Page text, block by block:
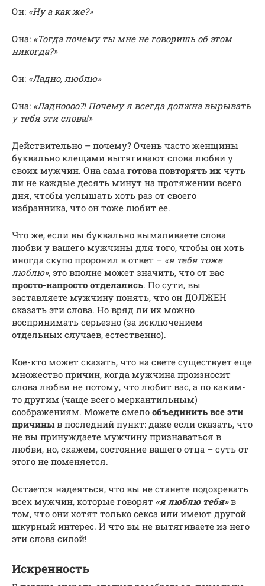
Он: «Ну а как же?»
Она: «Тогда почему ты мне не говоришь об этом
никогда?»
Он: «Ладно, люблю»
Она: «Ладноооо?! Почему я всегда должна вырывать
у тебя эти слова!»
Действительно – почему? Очень часто женщины
буквально клещами вытягивают слова любви у
своих мужчин. Она сама готова повторять их чуть
ли не каждые десять минут на протяжении всего
дня, чтобы услышать хоть раз от своего
избранника, что он тоже любит ее.
Что же, если вы буквально вымаливаете слова
любви у вашего мужчины для того, чтобы он хоть
иногда скупо проронил в ответ – «я тебя тоже
люблю», это вполне может значить, что от вас
просто-напросто отделались. По сути, вы
заставляете мужчину понять, что он ДОЛЖЕН
сказать эти слова. Но вряд ли их можно
воспринимать серьезно (за исключением
отдельных случаев, естественно).
Кое-кто может сказать, что на свете существует еще
множество причин, когда мужчина произносит
слова любви не потому, что любит вас, а по каким-
то другим (чаще всего меркантильным)
соображениям. Можете смело объединить все эти
причины в последний пункт: даже если сказать, что
не вы принуждаете мужчину признаваться в
любви, но, скажем, состояние вашего отца – суть от
этого не поменяется.
Остается надеяться, что вы не станете подозревать
всех мужчин, которые говорят «я люблю тебя»в
том, что они хотят только секса или имеют другой
шкурный интерес. И что вы не вытягиваете из него
эти слова силой!
Искренность